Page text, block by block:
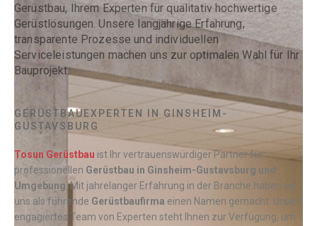
Gerüstbau, Ihrem Experten für qualitativ hochwertige
Gerüstlösungen. Unsere langjährige Erfahrung,
transparente Prozesse und individuellen
Serviceleistungen machen uns zur optimalen Wahl für Ihr
Bauprojekt.
GERÜSTBAUEXPERTEN IN GINSHEIM-
GUSTAVSBURG
Tosun Gerüstbau ist Ihr vertrauenswürdiger Partner für
professionellen Gerüstbau in Ginsheim-Gustavsburg und
Umgebung. Mit jahrelanger Erfahrung in der Branche haben wir
uns als führende Gerüstbaufirma einen Namen gemacht. Unser
engagiertes Team von Experten steht Ihnen zur Verfügung, um